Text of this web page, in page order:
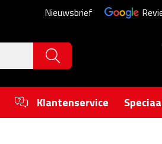
Nieuwsbrief
Klantenservice